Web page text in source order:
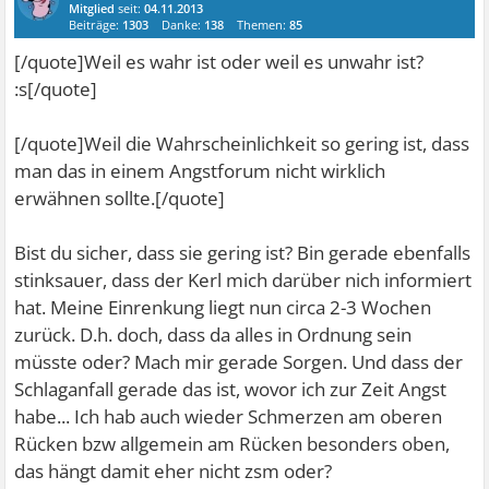
Mitglied seit:04.11.2013
Beiträge: 1303 Danke: 138 Themen:85
[/quote]Weil es wahr ist oder weil es unwahr ist?
:s[/quote]
[/quote]Weil die Wahrscheinlichkeit so gering ist, dass
man das in einem Angstforum nicht wirklich
erwähnen sollte.[/quote]
Bist du sicher, dass sie gering ist? Bin gerade ebenfalls
stinksauer, dass der Kerl mich darüber nich informiert
hat. Meine Einrenkung liegt nun circa 2-3 Wochen
zurück. D.h. doch, dass da alles in Ordnung sein
müsste oder? Mach mir gerade Sorgen. Und dass der
Schlaganfall gerade das ist, wovor ich zur Zeit Angst
habe... Ich hab auch wieder Schmerzen am oberen
Rücken bzw allgemein am Rücken besonders oben,
das hängt damit eher nicht zsm oder?